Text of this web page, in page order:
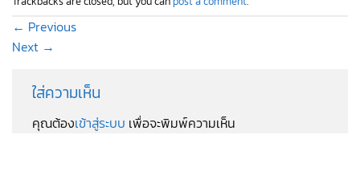
← Previous
Next →
ใส่ความเห็น
คุณต้องเข้าสู่ระบบ เพื่อจะพิมพ์ความเห็น